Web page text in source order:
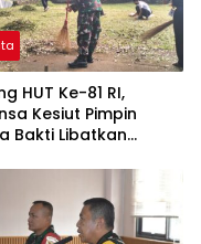
HUT Ke-81 RI,
Kesiut Pimpin
Bakti Libatkan